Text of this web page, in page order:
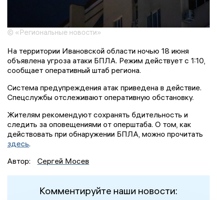
© «Региональные новости»
На территории Ивановской области ночью 18 июня
объявлена угроза атаки БПЛА. Режим действует с 1:10,
сообщает оперативный штаб региона.
Система предупреждения атак приведена в действие.
Спецслужбы отслеживают оперативную обстановку.
Жителям рекомендуют сохранять бдительность и
следить за оповещениями от оперштаба. О том, как
действовать при обнаружении БПЛА, можно прочитать
здесь.
Автор:
Сергей Мосев
Комментируйте наши новости: